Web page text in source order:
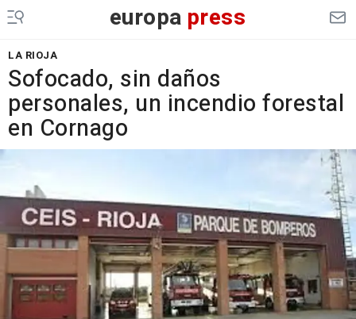
europa press
LA RIOJA
Sofocado, sin daños
personales, un incendio forestal
en Cornago